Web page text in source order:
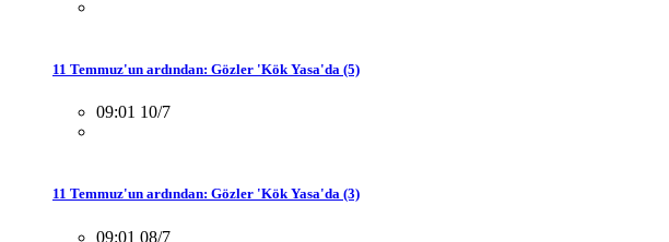
11 Temmuz'un ardından: Gözler 'Kök Yasa'da (5)
09:01 10/7
11 Temmuz'un ardından: Gözler 'Kök Yasa'da (3)
09:01 08/7